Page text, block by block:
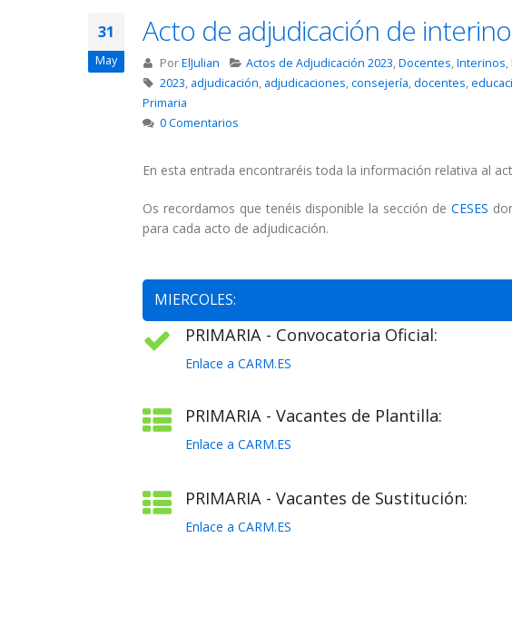
31
May
Acto de adjudicación de
PorElJulian Actos de Adjudicación 2023,Docentes,Interinos,
2023, adjudicación, adjudicaciones,consejería,docentes,
Primaria
0 Comentarios
En esta entrada encontraréis toda la información relativa al
Os recordamos que tenéis disponible la sección de CESES
para cada acto de adjudicación.
MIERCOLES:
PRIMARIA - Convocatoria Oficial:
Enlace a CARM.ES
PRIMARIA - Vacantes de Plantilla:
Enlace a CARM.ES
PRIMARIA - Vacantes de Sustitución:
Enlace a CARM.ES